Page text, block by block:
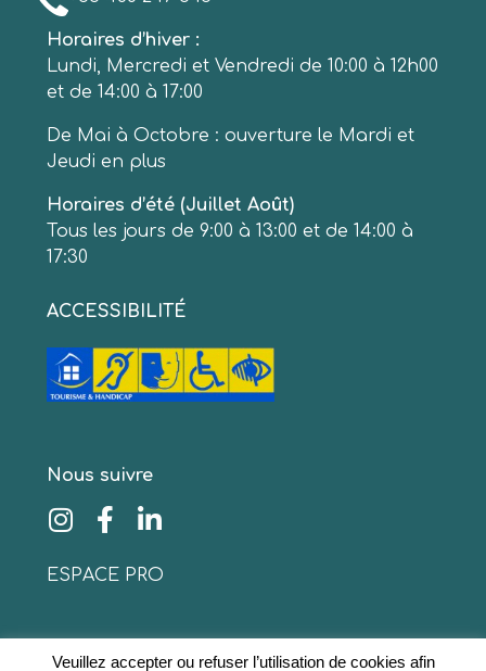
Horaires d’hiver :
Lundi, Mercredi et Vendredi de 10:00 à 12h00
et de 14:00 à 17:00
De Mai à Octobre : ouverture le Mardi et
Jeudi en plus
Horaires d’été (Juillet Août)
Tous les jours de 9:00 à 13:00 et de 14:00 à
17:30
ACCESSIBILITÉ
Nous suivre
ESPACE PRO
Veuillez accepter ou refuser l’utilisation de cookies afin